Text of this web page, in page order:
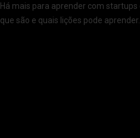
Há mais para aprender com
que são e quais lições pode aprender.